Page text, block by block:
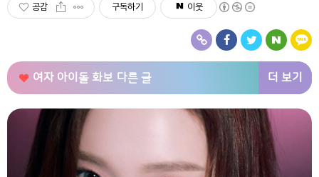
공감 구독하기 이웃
여자 아이돌 화보 다른 글 더 보기